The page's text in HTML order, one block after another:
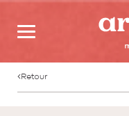
Retour